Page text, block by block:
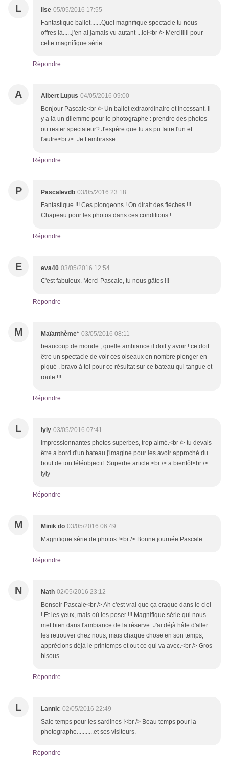
L lise 05/05/2016 17:55
Fantastique ballet.......Quel magnifique spectacle tu nous
offres là......j'en ai jamais vu autant ...lol<br /> Merciiiiii pour
cette magnifique série
Répondre
A Albert Lupus 04/05/2016 09:00
Bonjour Pascale<br /> Un ballet extraordinaire et incessant. Il
y a là un dilemme pour le photographe : prendre des photos
ou rester spectateur? J'espère que tu as pu faire l'un et
l'autre<br /> Je t’embrasse.
Répondre
P Pascalevdb 03/05/2016 23:18
Fantastique !!! Ces plongeons ! On dirait des flèches !!!
Chapeau pour les photos dans ces conditions !
Répondre
E eva40 03/05/2016 12:54
C'est fabuleux. Merci Pascale, tu nous gâtes !!!
Répondre
M Maïanthème* 03/05/2016 08:11
beaucoup de monde , quelle ambiance il doit y avoir ! ce doit
être un spectacle de voir ces oiseaux en nombre plonger en
piqué . bravo à toi pour ce résultat sur ce bateau qui tangue et
roule !!!
Répondre
L lyly 03/05/2016 07:41
Impressionnantes photos superbes, trop aimé.<br /> tu devais
être a bord d'un bateau j'imagine pour les avoir approché du
bout de ton téléobjectif. Superbe article.<br /> a bientôt<br />
lyly
Répondre
M Minik do 03/05/2016 06:49
Magnifique série de photos !<br /> Bonne journée Pascale.
Répondre
N Nath 02/05/2016 23:12
Bonsoir Pascale<br /> Ah c'est vrai que ça craque dans le ciel
! Et les yeux, mais où les poser !!! Magnifique série qui nous
met bien dans l'ambiance de la réserve. J'ai déjà hâte d'aller
les retrouver chez nous, mais chaque chose en son temps,
apprécions déjà le printemps et out ce qui va avec.<br /> Gros
bisous
Répondre
L Lannic 02/05/2016 22:49
Sale temps pour les sardines !<br /> Beau temps pour la
photographe...........et ses visiteurs.
Répondre